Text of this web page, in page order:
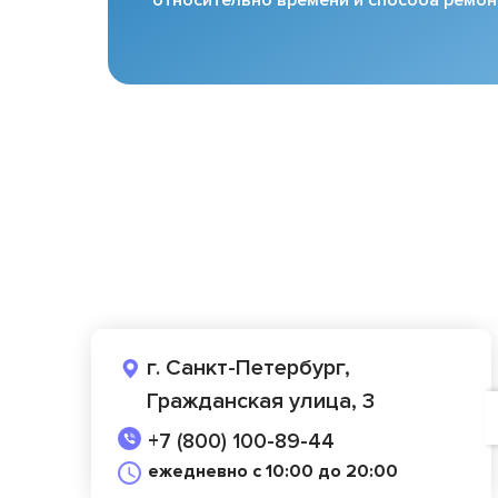
г. Санкт-Петербург,
Гражданская улица, 3
+7 (800) 100-89-44
ежедневно с 10:00 до 20:00